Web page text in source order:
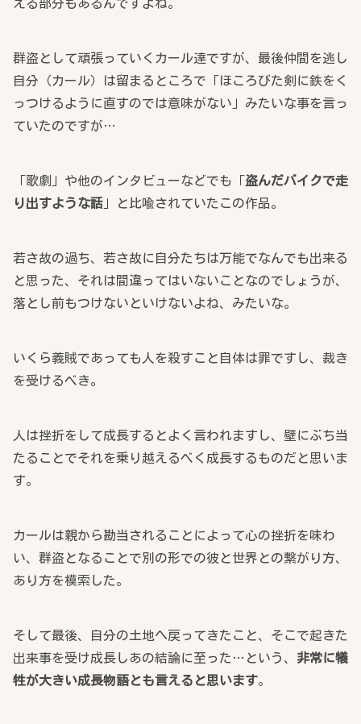
える部分もあるんですよね。
群盗として頑張っていくカール達ですが、最後仲間を逃し
自分（カール）は留まるところで「ほころびた剣に鉄をく
っつけるように直すのでは意味がない」みたいな事を言っ
ていたのですが…
「歌劇」や他のインタビューなどでも「盗んだバイクで走
り出すような話 」と比喩されていたこの作品。
若さ故の過ち、若さ故に自分たちは万能でなんでも出来る
と思った、それは間違ってはいないことなのでしょうが、
落とし前もつけないといけないよね、みたいな。
いくら義賊であっても人を殺すこと自体は罪ですし、裁き
を受けるべき。
人は挫折をして成長するとよく言われますし、壁にぶち当
たることでそれを乗り越えるべく成長するものだと思いま
す。
カールは親から勘当されることによって心の挫折を味わ
い、群盗となることで別の形での彼と世界との繋がり方、
あり方を模索した。
そして最後、自分の土地へ戻ってきたこと、そこで起きた
出来事を受け成長しあの結論に至った…という、 非常に犠
牲が大きい成長物語とも言えると思います。